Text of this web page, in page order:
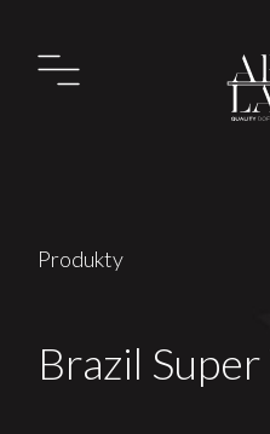
Produkty
Brazil